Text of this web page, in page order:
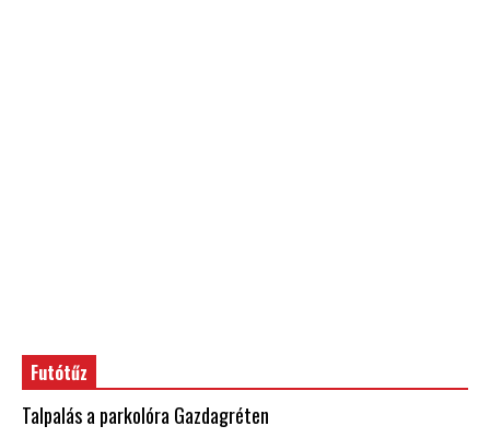
Futótűz
Talpalás a parkolóra Gazdagréten